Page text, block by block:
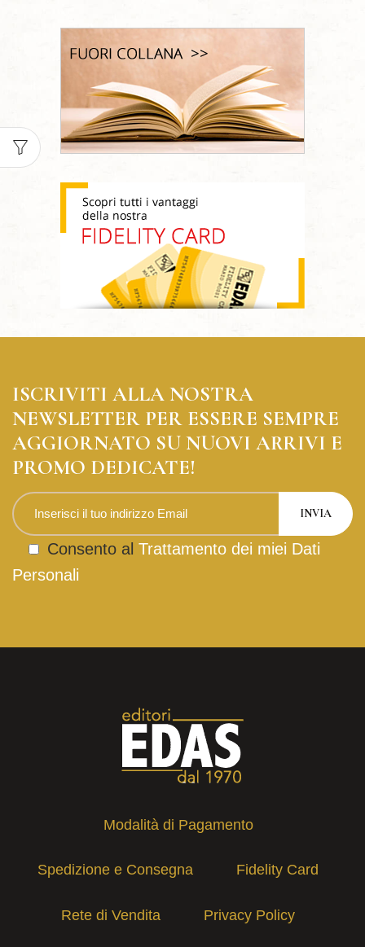
ISCRIVITI ALLA NOSTRA
NEWSLETTER PER ESSERE SEMPRE
AGGIORNATO SU NUOVI ARRIVI E
PROMO DEDICATE!
Consento al Trattamento dei miei Dati
Personali
Modalità di Pagamento
Spedizione e Consegna Fidelity Card
Rete di Vendita Privacy Policy